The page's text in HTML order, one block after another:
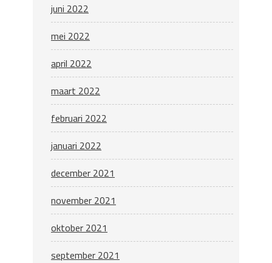
juni 2022
mei 2022
april 2022
maart 2022
februari 2022
januari 2022
december 2021
november 2021
oktober 2021
september 2021